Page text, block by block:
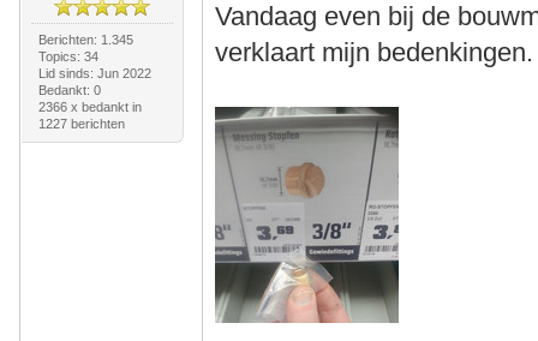
Berichten: 1.345
Topics: 34
Lid sinds: Jun 2022
Bedankt: 0
2366 x bedankt in
1227 berichten
Vandaag even bij de
verklaart mijn bedenkingen.